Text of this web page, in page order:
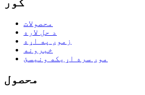
محصولات
د حل لاره
زموږ په اړه
خبرونه
موږ سره اړیکه ونیسئ
محصول